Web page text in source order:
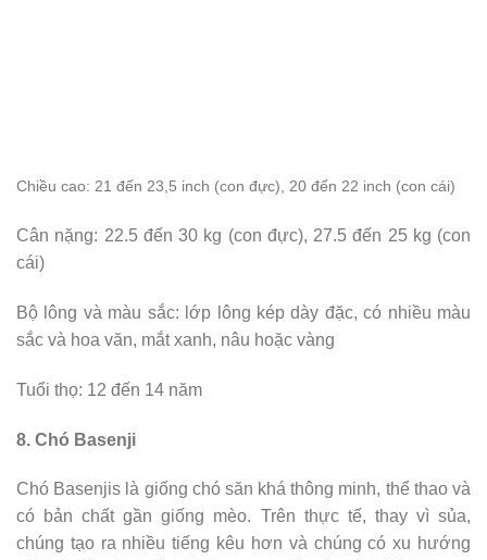
Chiều cao: 21 đến 23,5 inch (con đực), 20 đến 22 inch (con cái)
Cân nặng: 22.5 đến 30 kg (con đực), 27.5 đến 25 kg (con
cái)
Bộ lông và màu sắc: lớp lông kép dày đặc, có nhiều màu
sắc và hoa văn, mắt xanh, nâu hoặc vàng
Tuổi thọ: 12 đến 14 năm
8. Chó Basenji
Chó Basenjis là giống chó săn khá thông minh, thể thao và
có bản chất gần giống mèo. Trên thực tế, thay vì sủa,
chúng tạo ra nhiều tiếng kêu hơn và chúng có xu hướng